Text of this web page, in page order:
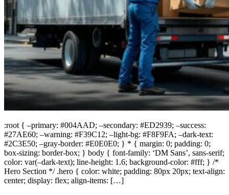
:root { –primary: #004AAD; –secondary: #ED2939; –success:
#27AE60; –warning: #F39C12; –light-bg: #F8F9FA; –dark-text:
#2C3E50; –gray-border: #E0E0E0; } * { margin: 0; padding: 0;
box-sizing: border-box; } body { font-family: ‘DM Sans’, sans-serif;
color: var(–dark-text); line-height: 1.6; background-color: #fff; } /*
Hero Section */ .hero { color: white; padding: 80px 20px; text-align:
center; display: flex; align-items: […]